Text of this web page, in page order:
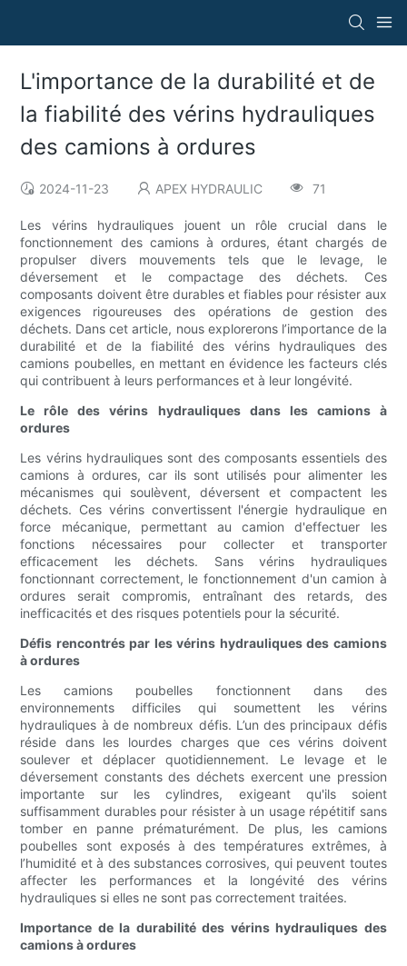
L'importance de la durabilité et de
la fiabilité des vérins hydrauliques
des camions à ordures
2024-11-23 APEX HYDRAULIC 71
Les vérins hydrauliques jouent un rôle crucial dans le
fonctionnement des camions à ordures, étant chargés de
propulser divers mouvements tels que le levage, le
déversement et le compactage des déchets. Ces
composants doivent être durables et fiables pour résister aux
exigences rigoureuses des opérations de gestion des
déchets. Dans cet article, nous explorerons l’importance de la
durabilité et de la fiabilité des vérins hydrauliques des
camions poubelles, en mettant en évidence les facteurs clés
qui contribuent à leurs performances et à leur longévité.
Le rôle des vérins hydrauliques dans les camions à
ordures
Les vérins hydrauliques sont des composants essentiels des
camions à ordures, car ils sont utilisés pour alimenter les
mécanismes qui soulèvent, déversent et compactent les
déchets. Ces vérins convertissent l'énergie hydraulique en
force mécanique, permettant au camion d'effectuer les
fonctions nécessaires pour collecter et transporter
efficacement les déchets. Sans vérins hydrauliques
fonctionnant correctement, le fonctionnement d'un camion à
ordures serait compromis, entraînant des retards, des
inefficacités et des risques potentiels pour la sécurité.
Défis rencontrés par les vérins hydrauliques des camions
à ordures
Les camions poubelles fonctionnent dans des
environnements difficiles qui soumettent les vérins
hydrauliques à de nombreux défis. L’un des principaux défis
réside dans les lourdes charges que ces vérins doivent
soulever et déplacer quotidiennement. Le levage et le
déversement constants des déchets exercent une pression
importante sur les cylindres, exigeant qu'ils soient
suffisamment durables pour résister à un usage répétitif sans
tomber en panne prématurément. De plus, les camions
poubelles sont exposés à des températures extrêmes, à
l’humidité et à des substances corrosives, qui peuvent toutes
affecter les performances et la longévité des vérins
hydrauliques si elles ne sont pas correctement traitées.
Importance de la durabilité des vérins hydrauliques des
camions à ordures